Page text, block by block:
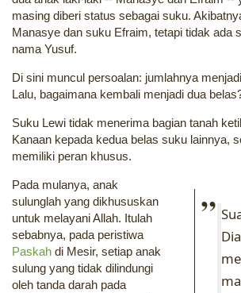
masing diberi status sebagai suku.
Manasye dan suku Efraim, tetapi tidak ada
nama Yusuf.
Di sini muncul persoalan: jumlahnya
Lalu, bagaimana kembali menjadi dua
Suku Lewi tidak menerima bagian tanah
Kanaan kepada kedua belas suku lainnya,
memiliki peran khusus.
Pada mulanya, anak
sulunglah yang dikhususkan
untuk melayani Allah. Itulah
sebabnya, pada peristiwa
Paskah di Mesir, setiap anak
sulung yang tidak dilindungi
oleh tanda darah pada